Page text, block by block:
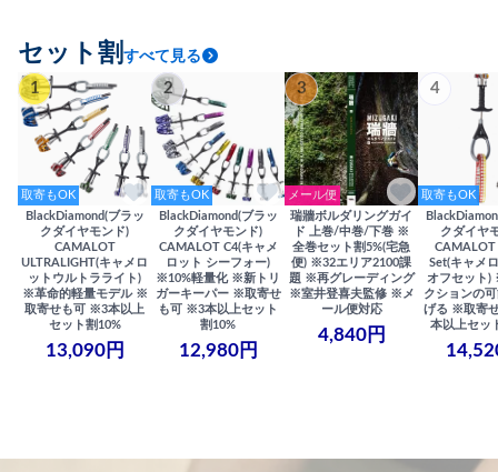
セット割 すべて見る
1
取寄もOK
BlackDiamond(ブラッ
クダイヤモンド)
CAMALOT
ULTRALIGHT(キャメロ
ットウルトラライト)
※革命的軽量モデル ※
取寄せも可 ※3本以上
セット割10%
13,090円
2
取寄もOK
BlackDiamond(ブラッ
クダイヤモンド)
CAMALOT C4(キャメ
ロット シーフォー)
※10%軽量化 ※新トリ
ガーキーパー ※取寄せ
も可 ※3本以上セット
割10%
12,980円
3
メール便
瑞牆ボルダリングガイ
ド 上巻/中巻/下巻 ※
全巻セット割5%(宅急
便) ※32エリア2100課
題 ※再グレーディング
※室井登喜夫監修 ※メ
ール便対応
4,840円
4
取寄もOK
クダイヤ
Set(キャメ
オフセット)
クションの
げる ※取寄
本以上セッ